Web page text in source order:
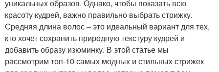
уникальных образов. Однако, чтобы показать всю
красоту кудрей, важно правильно выбрать стрижку.
Средняя длина волос – это идеальный вариант для тех,
кто хочет сохранить природную текстуру кудрей и
добавить образу изюминку. В этой статье мы
рассмотрим топ-10 самых модных и стильных стрижек